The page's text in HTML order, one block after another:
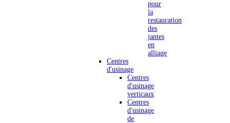
pour
la
restauration
des
jantes
en
alliage
Centres
d'usinage
Centres
d'usinage
verticaux
Centres
d'usinage
de